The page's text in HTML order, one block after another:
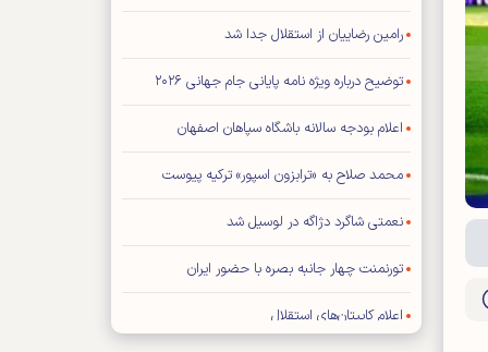
رامین رضاییان از استقلال جدا شد
توضیح درباره ویژه نامه پایانی جام جهانی ۲۰۲۶
اعلام بودجه سالانه باشگاه سپاهان اصفهان
محمد صلاح به «ترابزون اسپور» ترکیه پیوست
نعمتی شاگرد دژاگه در لوسیل شد
تورنمنت چهار جانبه بصره با حضور ایران
اعلام کاپیتان‌های استقلال